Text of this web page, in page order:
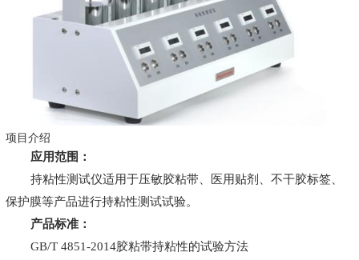
项目介绍
应用范围：
持粘性测试仪适用于压敏胶粘带、医用贴剂、不干胶标签、
保护膜等产品进行持粘性测试试验。
产品标准：
GB/T 4851-2014胶粘带持粘性的试验方法